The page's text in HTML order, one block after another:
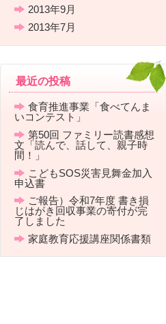
2013年9月
2013年7月
最近の投稿
食育推進事業「食べてんま
いコンテスト」
第50回 ファミリー読書感想
文「読んで、話して、親子時
間！」
こどもSOS災害見舞金加入
申込書
ご報告）令和7年度 書き損
じはがき回収事業の寄付が完
了しました
家庭教育応援講座関係書類